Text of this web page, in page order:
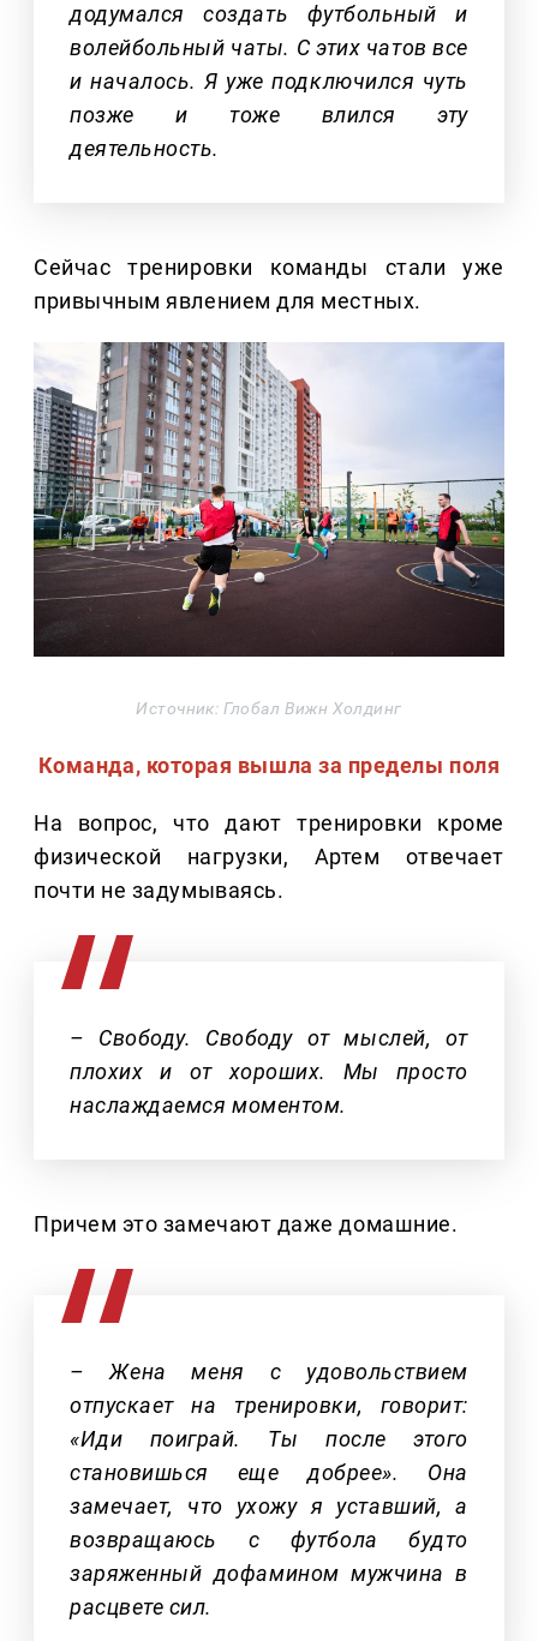
додумался создать футбольный и
волейбольный чаты. С этих чатов все
и началось. Я уже подключился чуть
позже и тоже влился эту
деятельность.
Сейчас тренировки команды стали уже
привычным явлением для местных.
Источник: Глобал Вижн Холдинг
Команда, которая вышла за пределы поля
На вопрос, что дают тренировки кроме
физической нагрузки, Артем отвечает
почти не задумываясь.
– Свободу. Свободу от мыслей, от
плохих и от хороших. Мы просто
наслаждаемся моментом.
Причем это замечают даже домашние.
– Жена меня с удовольствием
отпускает на тренировки, говорит:
«Иди поиграй. Ты после этого
становишься еще добрее». Она
замечает, что ухожу я уставший, а
возвращаюсь с футбола будто
заряженный дофамином мужчина в
расцвете сил.